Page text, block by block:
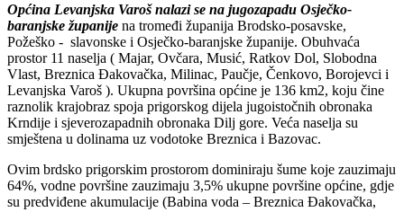
Općina Levanjska Varoš nalazi se na jugozapadu Osječko-
baranjske županije na tromeđi županija Brodsko-posavske,
Požeško - slavonske i Osječko-baranjske županije. Obuhvaća
prostor 11 naselja ( Majar, Ovčara, Musić, Ratkov Dol, Slobodna
Vlast, Breznica Đakovačka, Milinac, Paučje, Čenkovo, Borojevci i
Levanjska Varoš ). Ukupna površina općine je 136 km2, koju čine
raznolik krajobraz spoja prigorskog dijela jugoistočnih obronaka
Krndije i sjeverozapadnih obronaka Dilj gore. Veća naselja su
smještena u dolinama uz vodotoke Breznica i Bazovac.
Ovim brdsko prigorskim prostorom dominiraju šume koje zauzimaju
64%, vodne površine zauzimaju 3,5% ukupne površine općine, gdje
su predviđene akumulacije (Babina voda – Breznica Đakovačka,